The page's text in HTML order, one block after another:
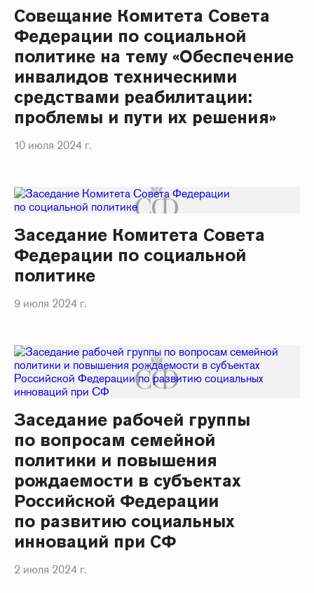
Совещание Комитета Совета
Федерации по социальной
политике на тему «Обеспечение
инвалидов техническими
средствами реабилитации:
проблемы и пути их решения»
10 июля 2024 г.
Заседание Комитета Совета
Федерации по социальной
политике
9 июля 2024 г.
Заседание рабочей группы
по вопросам семейной
политики и повышения
рождаемости в субъектах
Российской Федерации
по развитию социальных
инноваций при СФ
2 июля 2024 г.